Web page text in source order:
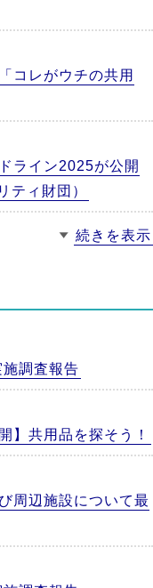
コレがウチの共用
ライン2025が公開
ティ財団）
続きを表示
施調査報告
】共用品を探そう！
周辺施設について最